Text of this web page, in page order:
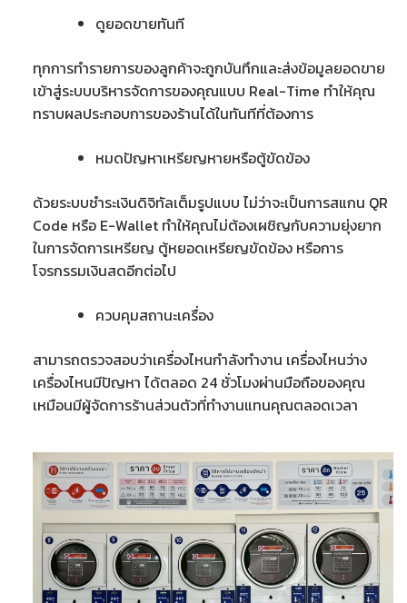
ดูยอดขายทันที
ทุกการทำรายการของลูกค้าจะถูกบันทึกและส่งข้อมูลยอดขาย
เข้าสู่ระบบบริหารจัดการของคุณแบบ Real-Time ทำให้คุณ
ทราบผลประกอบการของร้านได้ในทันทีที่ต้องการ
หมดปัญหาเหรียญหายหรือตู้ขัดข้อง
ด้วยระบบชำระเงินดิจิทัลเต็มรูปแบบ ไม่ว่าจะเป็นการสแกน QR
Code หรือ E-Wallet ทำให้คุณไม่ต้องเผชิญกับความยุ่งยาก
ในการจัดการเหรียญ ตู้หยอดเหรียญขัดข้อง หรือการ
โจรกรรมเงินสดอีกต่อไป
ควบคุมสถานะเครื่อง
สามารถตรวจสอบว่าเครื่องไหนกำลังทำงาน เครื่องไหนว่าง
เครื่องไหนมีปัญหา ได้ตลอด 24 ชั่วโมงผ่านมือถือของคุณ
เหมือนมีผู้จัดการร้านส่วนตัวที่ทำงานแทนคุณตลอดเวลา